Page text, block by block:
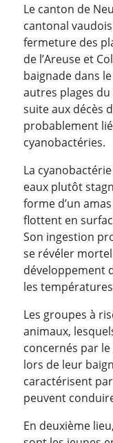
Le canton de
cantonal
fermeture des
de l’Areuse et
baignade dans
autres plages
suite aux décès
probablement
cyanobactéries.
La
eaux plutôt
forme d’un
flottent en
Son ingestion
se révéler
développement
les
Les groupes à
animaux,
concernés par
lors de leur
caractérisent
peuvent
En deuxième